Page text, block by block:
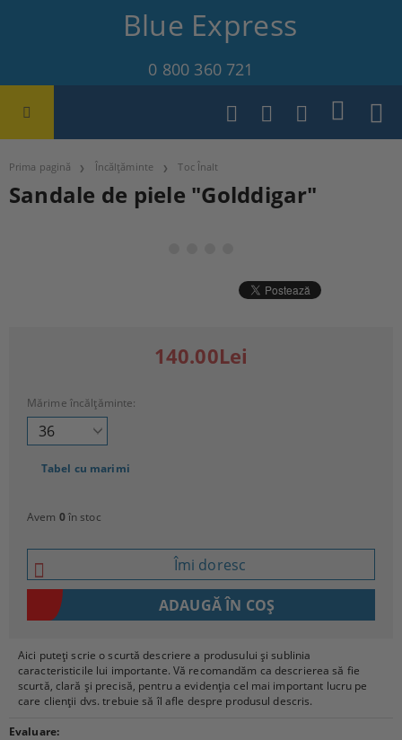
Blue Express
0 800 360 721
Prima pagină Încălțăminte Toc Înalt
Sandale de piele "Golddigar"
Aici puteți scrie o scurtă descriere a produsului și sublinia
caracteristicile lui importante. Vă recomandăm ca descrierea să fie
scurtă, clară și precisă, pentru a evidenția cel mai important lucru pe
care clienții dvs. trebuie să îl afle despre produsul descris.
Evaluare:
140.00Lei
Mărime încălțăminte:
Tabel cu marimi
Avem 0în stoc
Îmi doresc